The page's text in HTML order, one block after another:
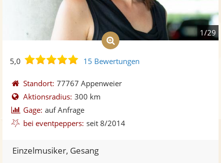
1/29
5,0
5,0
5
Sternen
15 Bewertungen
Standort: 77767 Appenweier
Aktionsradius: 300 km
Gage: auf Anfrage
bei eventpeppers: seit 8/2014
Einzelmusiker, Gesang